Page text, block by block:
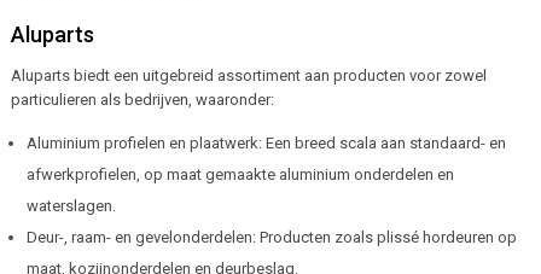
Aluparts
Aluparts biedt een uitgebreid assortiment aan producten voor zowel
particulieren als bedrijven, waaronder:
Aluminium profielen en plaatwerk: Een breed scala aan standaard- en
afwerkprofielen, op maat gemaakte aluminium onderdelen en
waterslagen.
Deur-, raam- en gevelonderdelen: Producten zoals plissé hordeuren op
maat, kozijnonderdelen en deurbeslag.